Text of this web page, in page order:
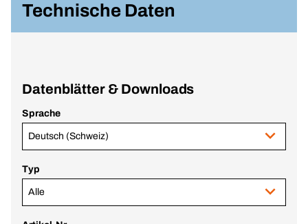
Technische Daten
Datenblätter & Downloads
Sprache
Deutsch (Schweiz)
Typ
Alle